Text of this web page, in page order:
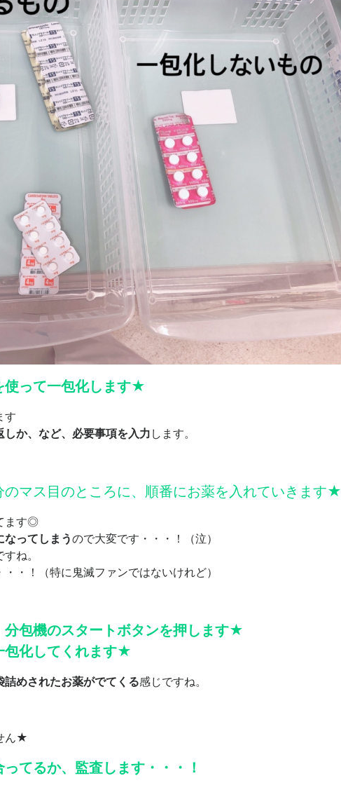
使って一包化します★
す
か、など、必要事項を入力します。
のマス目のところに、順番にお薬を入れていきます★
ます◎
なってしまうので大変です・・・！（泣）
すね。
・！（特に鬼滅ファンではないけれど）
分包機のスタートボタンを押します★
包化してくれます★
めされたお薬がでてくる感じですね。
ん★
ってるか、監査します・・・！